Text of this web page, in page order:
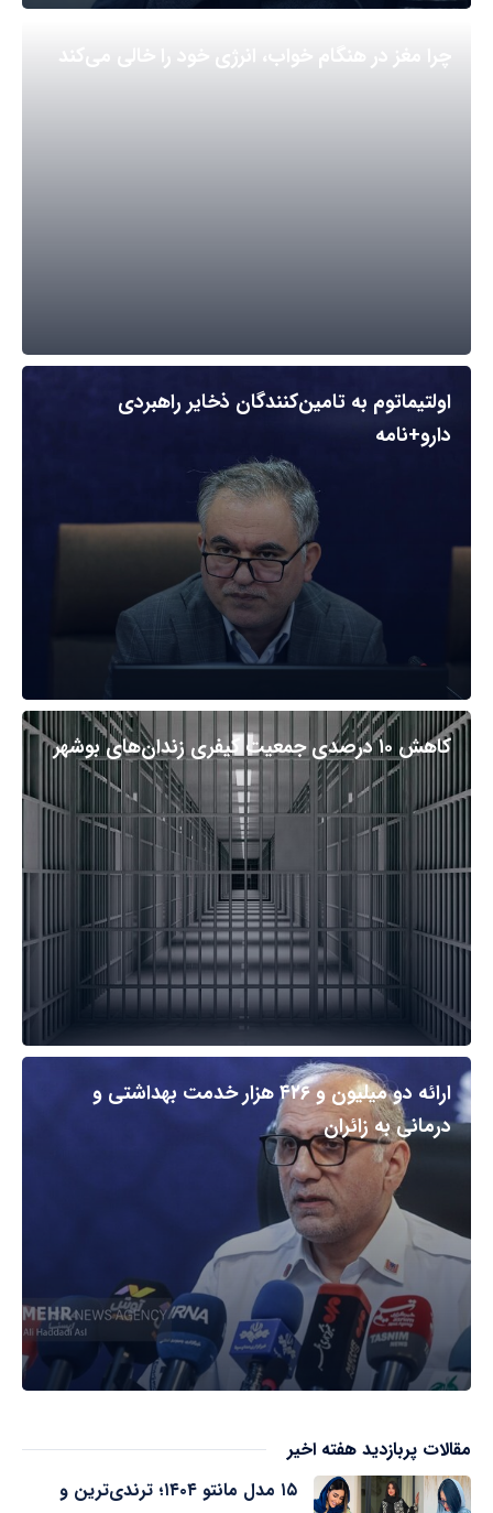
چرا مغز در هنگام خواب، انرژی خود را خالی می‌کند
اولتیماتوم به تامین‌کنندگان ذخایر راهبردی
دارو+نامه
کاهش ۱۰ درصدی جمعیت کیفری زندان‌های بوشهر
ارائه دو میلیون و ۴۲۶ هزار خدمت بهداشتی و
درمانی به زائران
مقالات پربازدید هفته اخیر
۱۵ مدل مانتو ۱۴۰۴؛ ترندی‌ترین و